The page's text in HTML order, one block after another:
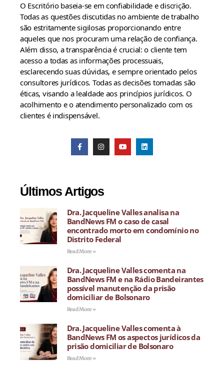
O Escritório baseia-se em confiabilidade e discrição.
Todas as questões discutidas no ambiente de trabalho
são estritamente sigilosas proporcionando entre
aqueles que nos procuram uma relação de confiança.
Além disso, a transparência é crucial: o cliente tem
acesso a todas as informações processuais,
esclarecendo suas dúvidas, e sempre orientado pelos
consultores jurídicos. Todas as decisões tomadas são
éticas, visando a lealdade aos princípios jurídicos. O
acolhimento e o atendimento personalizado com os
clientes é indispensável.
Últimos Artigos
Dra. Jacqueline Valles analisa na
BandNews FM o caso de casal
encontrado morto em condomínio no
Distrito Federal
Read More »
Dra. Jacqueline Valles comenta na
BandNews FM e na Rádio Bandeirantes
possível manutenção da prisão
domiciliar de Bolsonaro
Read More »
Dra. Jacqueline Valles comenta à
BandNews FM os aspectos jurídicos da
prisão domiciliar de Bolsonaro
Read More »